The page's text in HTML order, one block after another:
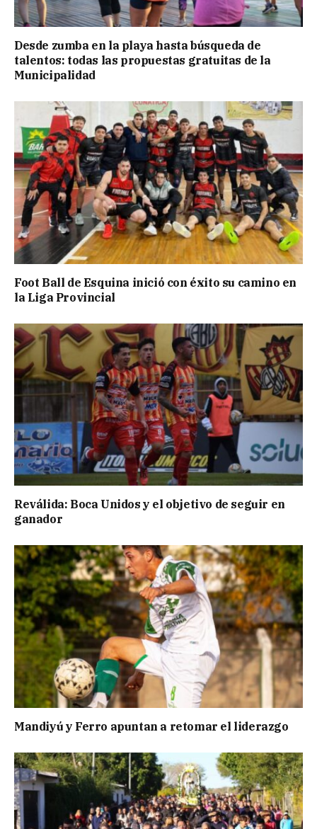
Desde zumba en la playa hasta búsqueda de
talentos: todas las propuestas gratuitas de la
Municipalidad
Foot Ball de Esquina inició con éxito su camino en
la Liga Provincial
Reválida: Boca Unidos y el objetivo de seguir en
ganador
Mandiyú y Ferro apuntan a retomar el liderazgo